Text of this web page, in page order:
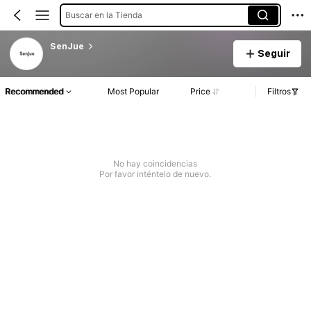
Buscar en la Tienda
SenJue
Seguir
Recommended Most Popular Price Filtros
No hay coincidencias
Por favor inténtelo de nuevo.